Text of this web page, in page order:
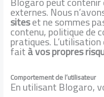
externes. Nous
siteset ne sommes
contenu, politique de
pratiques.
faità vos propres
Comportement de l’utilisateur
En utilisant Blogaro,